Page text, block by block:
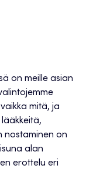
on meille asian
mitä, ja
nostaminen on
alan
erottelu eri